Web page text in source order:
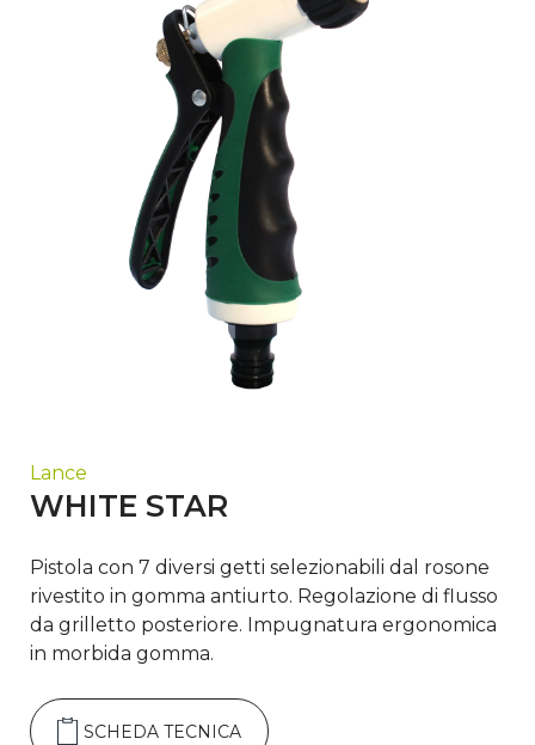
Lance
WHITE STAR
Pistola con 7 diversi getti selezionabili dal rosone
rivestito in gomma antiurto. Regolazione di flusso
da grilletto posteriore. Impugnatura ergonomica
in morbida gomma.
SCHEDA TECNICA